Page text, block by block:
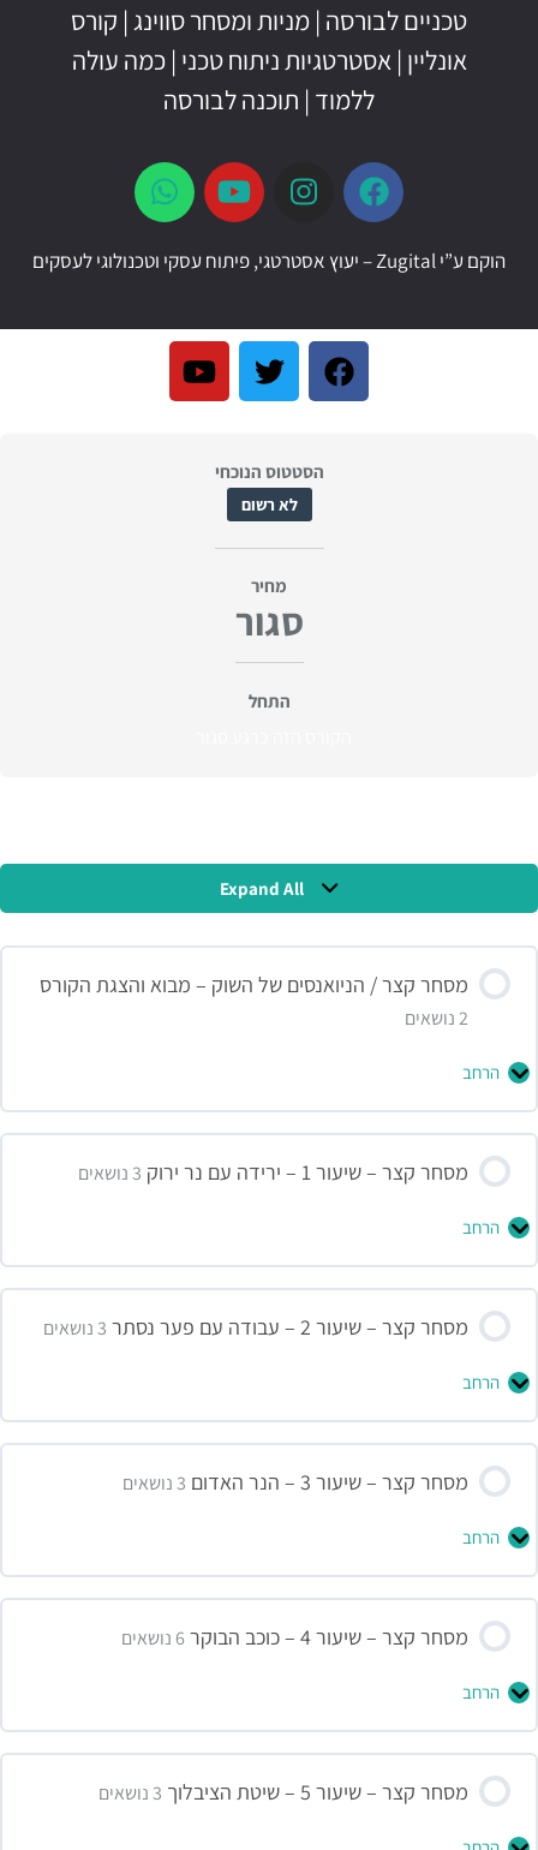
טכניים לבורסה | מניות ומסחר סווינג| קורס
אונליין |אסטרטגיות ניתוח טכני |כמה עולה
ללמוד | תוכנה לבורסה
הוקם ע”יZugital – יעוץ אסטרטגי, פיתוח עסקי וטכנולוגי לעסקים
הסטטוס הנוכחי
לא רשום
מחיר
סגור
התחל
Expand All
מסחר קצר / הניואנסים של השוק – מבוא והצגת הקורס
2 נושאים
הרחב
תוכן השיעור
0% הושלמו 0/2 שלבים
מסחר לטווח קצר על נר בודד – וובינר שיעור מבוא
מסחר קצר – שיעור 1 – ירידה עם נר ירוק 3 נושאים
הרחב
תוכן השיעור
0% הושלמו 0/3 שלבים
27/07/2026
מסחר קצר על נר בודד –שיעור 1 מצגת
קורס מסחר נר בודד – נובמבר 2025 – שיעור 1 –
17/11/2025
מסחר קצר – שיעור 2 – עבודה עם פער נסתר 3 נושאים
הרחב
תוכן השיעור
0% הושלמו 0/3 שלבים
פער נסתר – מצגת השיעור
03/08/2026
קורס מסחר טווח קצר – מאי 2025 – שיעור 02 –
26/05/2025
מסחר קצר – שיעור 3 – הנר האדום 3 נושאים
הרחב
תוכן השיעור
0% הושלמו 0/3 שלבים
01/12/2025
מסחר קצר על נר בודד – שיעור 3 מצגת – נר אדום
מסחר קצר – שיעור 4 – כוכב הבוקר 6 נושאים
הרחב
תוכן השיעור
0% הושלמו 0/6 שלבים
מסחר קצר – שיעור 5 – שיטת הציבלוך 3 נושאים